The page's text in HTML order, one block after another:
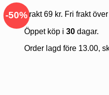
-50%Frakt 69 kr. Fri frakt
Öppet köp i 30dagar.
Order lagd före 13.00,